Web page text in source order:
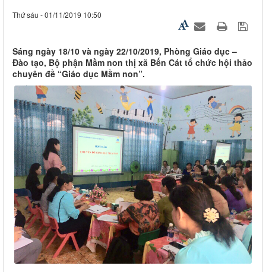
Thứ sáu - 01/11/2019 10:50
Sáng ngày 18/10 và ngày 22/10/2019, Phòng Giáo dục –
Đào tạo, Bộ phận Mầm non thị xã Bến Cát tổ chức hội thảo
chuyên đề “Giáo dục Mầm non”.